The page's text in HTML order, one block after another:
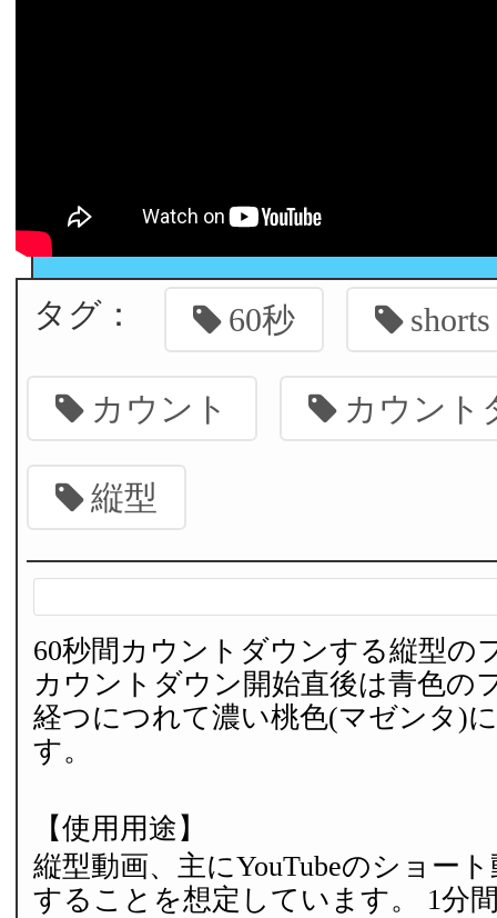
タグ： 60秒 shorts
カウント カウント
縦型
60秒間カウントダウンする縦型の
カウントダウン開始直後は青色の
経つにつれて濃い桃色(マゼンタ)
す。
【使用用途】
縦型動画、主にYouTubeのショー
することを想定しています。 1分